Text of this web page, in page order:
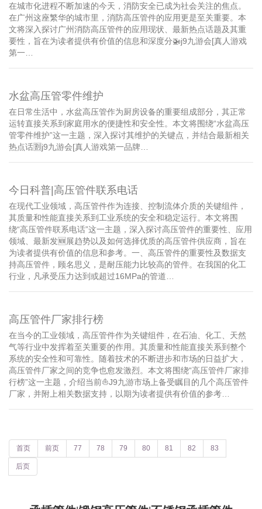
在城市化进程不断加速的今天，消防安全已成为社会关注的焦点。
在广州这座繁华的城市里，消防高压管件的应用更是至关重要。本
文将深入探讨广州消防高压管件的应用现状、最新热点话题及其重
要性，旨在为读者提供有价值的信息和深度分🚁j9九游会[真人游戏
第一…
水盆高压管零件维护
在日常生活中，水盆高压管作为厨房设备的重要组成部分，其正常
运转直接关系到家庭用水的便捷性和安全性。本文将围绕“水盆高压
管零件维护”这一主题，深入探讨其维护的关键点，并结合最新相关
热点话🈹j9九游会[真人游戏第一品牌…
今日科普|高压管件联系电话
在现代工业领域，高压管件作为连接、控制流体介质的关键组件，
其质量和性能直接关系到工业系统的安全和稳定运行。本文将围
绕“高压管件联系电话”这一主题，深入探讨高压管件的重要性、应用
领域、最新发🆕展趋势以及如何选择优质的高压管件供应商，旨在
为读者提供有价值的信息和参考。一、高压管件的重要性及数据支
持高压管件，顾名思义，是耐压能力比较高的管件。在我国的化工
行业，凡承受压力达到或超过16MPa的管道…
高压管件厂家排行榜
在当今的工业领域，高压管件作为关键组件，在石油、化工、天然
气等行业中发挥着至关重要的作用。其质量和性能直接关系到整个
系统的安全性和可靠性。随着技术的不断进步和市场的日益扩大，
高压管件厂家之间的竞争也愈发激烈。本文将围绕“高压管件厂家排
行榜”这一主题，介绍当前⛵️J9九游市场上备受瞩目的几个高压管件
厂家，并附上相关数据支持，以期为读者提供有价值的参考…
首页 前页 77 78 79 80 81 82 83
后页